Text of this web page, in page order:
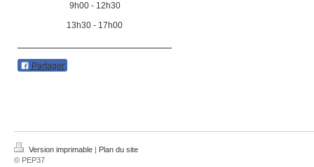
9h00 - 12h30
13h30 - 17h00
Partager
Version imprimable | Plan du site
© PEP37